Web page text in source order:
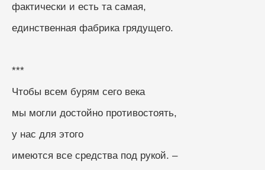
фактически и есть та самая,
единственная фабрика грядущего.
***
Чтобы всем бурям сего века
мы могли достойно противостоять,
у нас для этого
имеются все средства под рукой. –